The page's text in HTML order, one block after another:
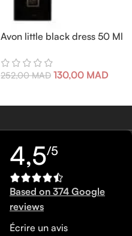
Avon little black dress 50 Ml
252,00MAD 130,00 MAD
4,5/5
Based on 374 Google
reviews
Écrire un avis